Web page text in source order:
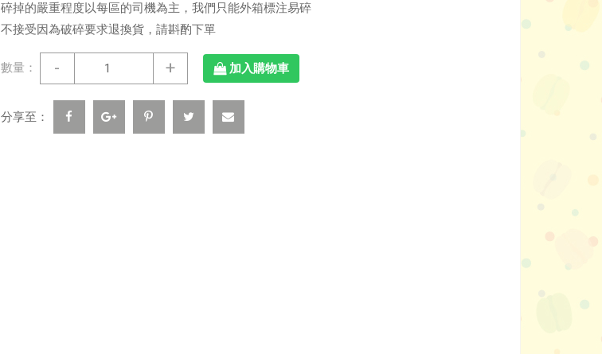
碎掉的嚴重程度以每區的司機為主，我們只能外箱標注易碎
不接受因為破碎要求退換貨，請斟酌下單
數量： - + 加入購物車
分享至：